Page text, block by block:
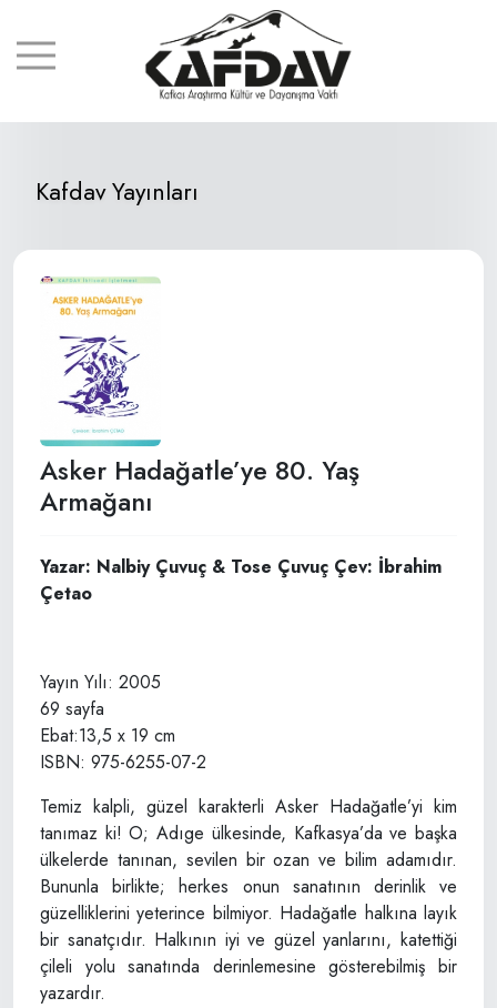
Kafdav Yayınları
Asker Hadağatle’ye 80. Yaş
Armağanı
Yazar: Nalbiy Çuvuç & Tose Çuvuç Çev: İbrahim
Çetao
Yayın Yılı: 2005
69 sayfa
Ebat:13,5 x 19 cm
ISBN: 975-6255-07-2
Temiz kalpli, güzel karakterli Asker Hadağatle’yi kim
tanımaz ki! O; Adıge ülkesinde, Kafkasya’da ve başka
ülkelerde tanınan, sevilen bir ozan ve bilim adamıdır.
Bununla birlikte; herkes onun sanatının derinlik ve
güzelliklerini yeterince bilmiyor. Hadağatle halkına layık
bir sanatçıdır. Halkının iyi ve güzel yanlarını, katettiği
çileli yolu sanatında derinlemesine gösterebilmiş bir
yazardır.